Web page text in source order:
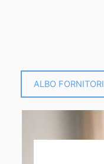
ALBO FORNITORI